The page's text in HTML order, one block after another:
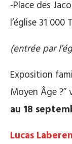
-Place des
l’église 31 000
(entrée par
Exposition
Moyen Âge
au 18
Lucas